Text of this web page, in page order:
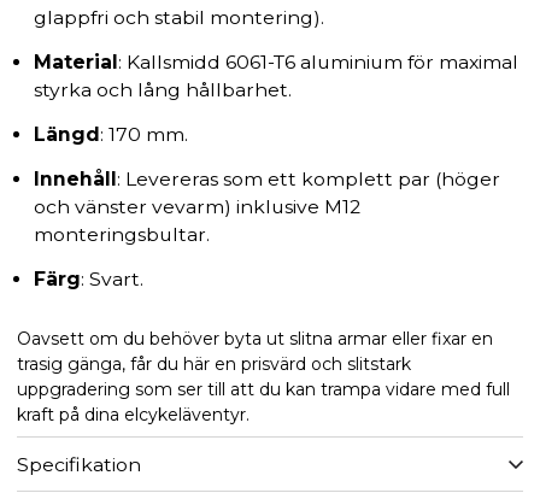
glappfri och stabil montering).
Material: Kallsmidd 6061-T6 aluminium för maximal
styrka och lång hållbarhet.
Längd: 170 mm.
Innehåll: Levereras som ett komplett par (höger
och vänster vevarm) inklusive M12
monteringsbultar.
Färg: Svart.
Oavsett om du behöver byta ut slitna armar eller fixar en
trasig gänga, får du här en prisvärd och slitstark
uppgradering som ser till att du kan trampa vidare med full
kraft på dina elcykeläventyr.
Specifikation